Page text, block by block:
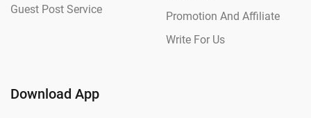
Guest Post Service
Promotion And Affiliate
Write For Us
Download App